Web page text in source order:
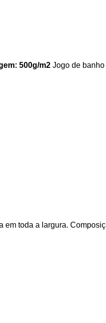
500g/m2 Jogo de
toda a largura.